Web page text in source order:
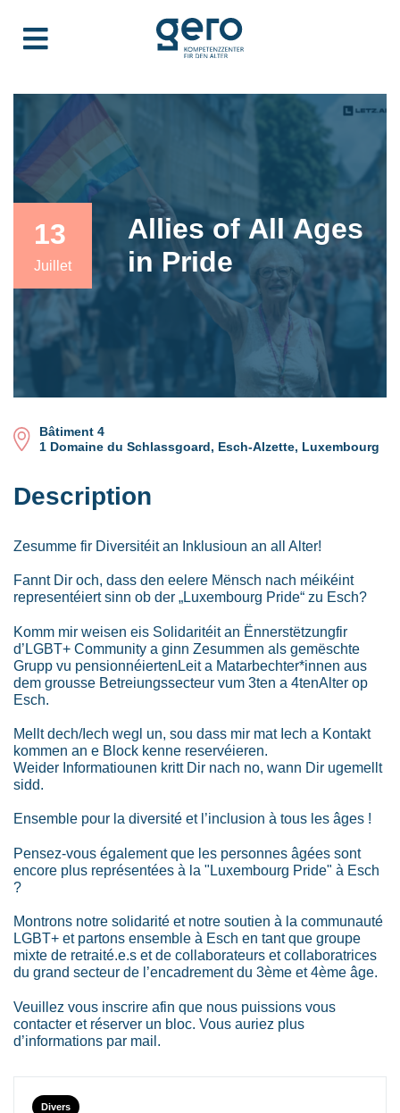
13
Juillet
Allies of All Ages
in Pride
Bâtiment 4
1 Domaine du Schlassgoard, Esch-Alzette, Luxembourg
Description
Zesumme fir Diversitéit an Inklusioun an all Alter!
Fannt Dir och, dass den eelere Mënsch nach méikéint
representéiert sinn ob der „Luxembourg Pride“ zu Esch?
Komm mir weisen eis Solidaritéit an Ënnerstëtzungfir
d’LGBT+ Community a ginn Zesummen als gemëschte
Grupp vu pensionnéiertenLeit a Matarbechter*innen aus
dem grousse Betreiungssecteur vum 3ten a 4tenAlter op
Esch.
Mellt dech/Iech wegl un, sou dass mir mat Iech a Kontakt
kommen an e Block kenne reservéieren.
Weider Informatiounen kritt Dir nach no, wann Dir ugemellt
sidd.
Ensemble pour la diversité et l’inclusion à tous les âges !
Pensez-vous également que les personnes âgées sont
encore plus représentées à la "Luxembourg Pride" à Esch
?
Montrons notre solidarité et notre soutien à la communauté
LGBT+ et partons ensemble à Esch en tant que groupe
mixte de retraité.e.s et de collaborateurs et collaboratrices
du grand secteur de l’encadrement du 3ème et 4ème âge.
Veuillez vous inscrire afin que nous puissions vous
contacter et réserver un bloc. Vous auriez plus
d’informations par mail.
Divers